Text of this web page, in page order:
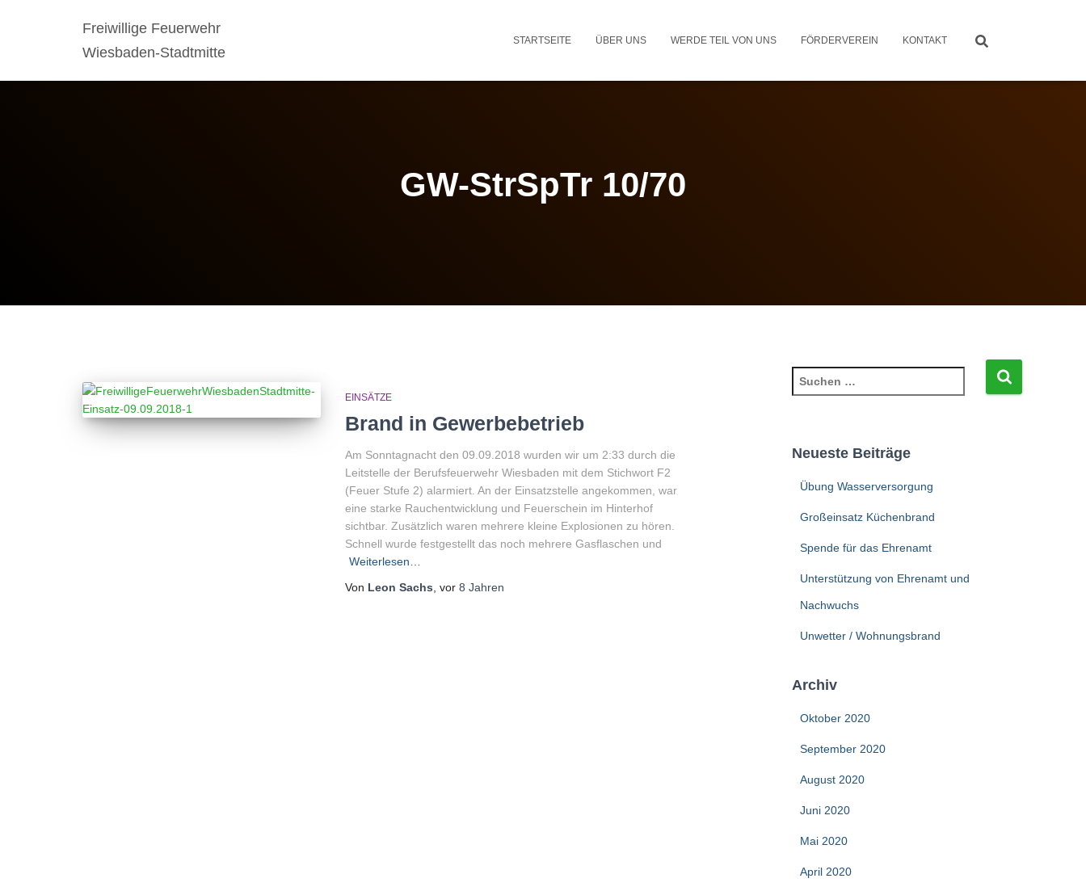
Freiwillige Feuerwehr
Wiesbaden-Stadtmitte
STARTSEITE ÜBER UNS WERDE TEIL VON UNS FÖRDERVEREIN KONTAKT
GW-StrSpTr 10/70
EINSÄTZE
Brand in Gewerbebetrieb
Am Sonntagnacht den 09.09.2018 wurden wir um 2:33 durch die
Leitstelle der Berufsfeuerwehr Wiesbaden mit dem Stichwort F2
(Feuer Stufe 2) alarmiert. An der Einsatzstelle angekommen, war
eine starke Rauchentwicklung und Feuerschein im Hinterhof
sichtbar. Zusätzlich waren mehrere kleine Explosionen zu hören.
Schnell wurde festgestellt das noch mehrere Gasflaschen und
Weiterlesen…
Von Leon Sachs , vor 8 Jahren
u
eNeueste Beiträge
Übung Wasserversorgung
Großeinsatz Küchenbrand
Spende für das Ehrenamt
Unterstützung von Ehrenamt und
Nachwuchs
Unwetter / Wohnungsbrand
Archiv
Oktober 2020
September 2020
August 2020
Juni 2020
Mai 2020
April 2020